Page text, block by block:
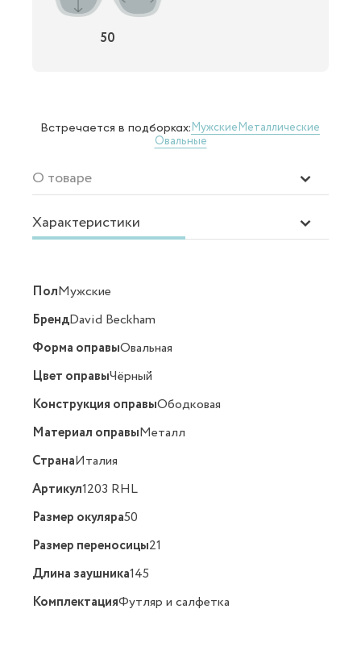
50
Встречается в подборках:МужскиеМеталлические
Овальные
О товаре
Характеристики
ПолМужские
БрендDavid Beckham
Форма оправыОвальная
Цвет оправыЧёрный
Конструкция оправыОбодковая
Материал оправыМеталл
СтранаИталия
Артикул1203 RHL
Размер окуляра50
Размер переносицы21
Длина заушника145
КомплектацияФутляр и салфетка